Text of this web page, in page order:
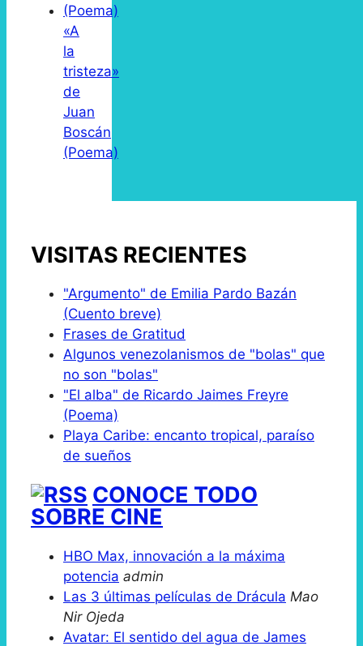
«A
la
tristeza»
de
Juan
Boscán
(Poema)
VISITAS RECIENTES
"Argumento" de Emilia Pardo Bazán
(Cuento breve)
Frases de Gratitud
Algunos venezolanismos de "bolas" que
no son "bolas"
"El alba" de Ricardo Jaimes Freyre
(Poema)
Playa Caribe: encanto tropical, paraíso
de sueños
CONOCE TODO
SOBRE CINE
HBO Max, innovación a la máxima
potencia admin
Las 3 últimas películas de Drácula Mao
Nir Ojeda
Avatar: El sentido del agua de James